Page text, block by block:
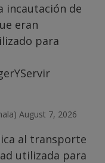
incautación de
eran
para
August 7, 2026
al transporte
utilizada para